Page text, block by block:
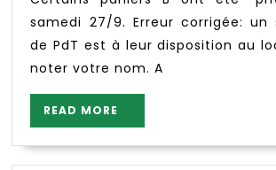
samedi 27/9. Erreur corrigée: un
de PdT est à leur disposition au
noter votre nom. A
READ MORE
MORE